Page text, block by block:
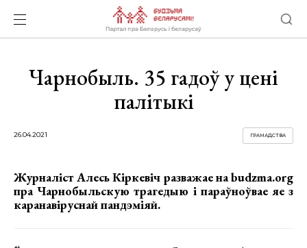
Чарнобыль. 35 гадоў у цені
палітыкі
26.04.2021 ГРАМАДСТВА
Журналіст Алесь Кіркевіч разважае на budzma.org
пра Чарнобыльскую трагедыю і параўноўвае яе з
каранавіруснай пандэміяй.